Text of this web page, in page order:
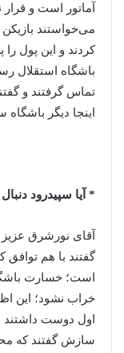
آماتور است و
می‌خواستند
کردند و این پول را
باشگاه استقلال
تماس گرفتند و
اینجا دیگر
* آیا سپیدرود
آقای نورشرق عزیز
گفتند با هم
است؛ خسارت
خراب نشود؛ این
اول دوست
سازش گفتند که